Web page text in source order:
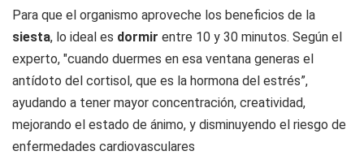
Para que el organismo aproveche los beneficios de la
siesta, lo ideal es dormir entre 10 y 30 minutos. Según el
experto, "cuando duermes en esa ventana generas el
antídoto del cortisol, que es la hormona del estrés”,
ayudando a tener mayor concentración, creatividad,
mejorando el estado de ánimo, y disminuyendo el riesgo de
enfermedades cardiovasculares